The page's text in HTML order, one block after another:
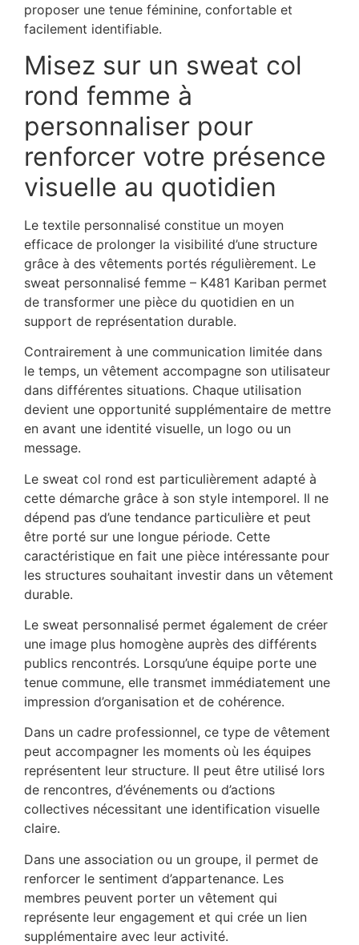
proposer une tenue féminine, confortable et
facilement identifiable.
Misez sur un sweat col
rond femme à
personnaliser pour
renforcer votre présence
visuelle au quotidien
Le textile personnalisé constitue un moyen
efficace de prolonger la visibilité d’une structure
grâce à des vêtements portés régulièrement. Le
sweat personnalisé femme – K481 Kariban permet
de transformer une pièce du quotidien en un
support de représentation durable.
Contrairement à une communication limitée dans
le temps, un vêtement accompagne son utilisateur
dans différentes situations. Chaque utilisation
devient une opportunité supplémentaire de mettre
en avant une identité visuelle, un logo ou un
message.
Le sweat col rond est particulièrement adapté à
cette démarche grâce à son style intemporel. Il ne
dépend pas d’une tendance particulière et peut
être porté sur une longue période. Cette
caractéristique en fait une pièce intéressante pour
les structures souhaitant investir dans un vêtement
durable.
Le sweat personnalisé permet également de créer
une image plus homogène auprès des différents
publics rencontrés. Lorsqu’une équipe porte une
tenue commune, elle transmet immédiatement une
impression d’organisation et de cohérence.
Dans un cadre professionnel, ce type de vêtement
peut accompagner les moments où les équipes
représentent leur structure. Il peut être utilisé lors
de rencontres, d’événements ou d’actions
collectives nécessitant une identification visuelle
claire.
Dans une association ou un groupe, il permet de
renforcer le sentiment d’appartenance. Les
membres peuvent porter un vêtement qui
représente leur engagement et qui crée un lien
supplémentaire avec leur activité.